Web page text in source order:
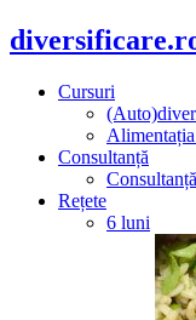
Cursuri
Consultanță
Rețete
6 luni